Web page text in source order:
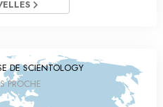
DE SCIENTOLOGY
PROCHE